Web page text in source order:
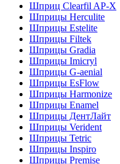
Шприц Clearfil AP-X
Шприцы Herculite
Шприцы Estelite
Шприцы Filtek
Шприцы Gradia
Шприцы Imicryl
Шприцы G-aenial
Шприцы EsFlow
Шприцы Harmonize
Шприцы Enamel
Шприцы ДентЛайт
Шприцы Verident
Шприцы Tetric
Шприцы Inspiro
Шприцы Premise